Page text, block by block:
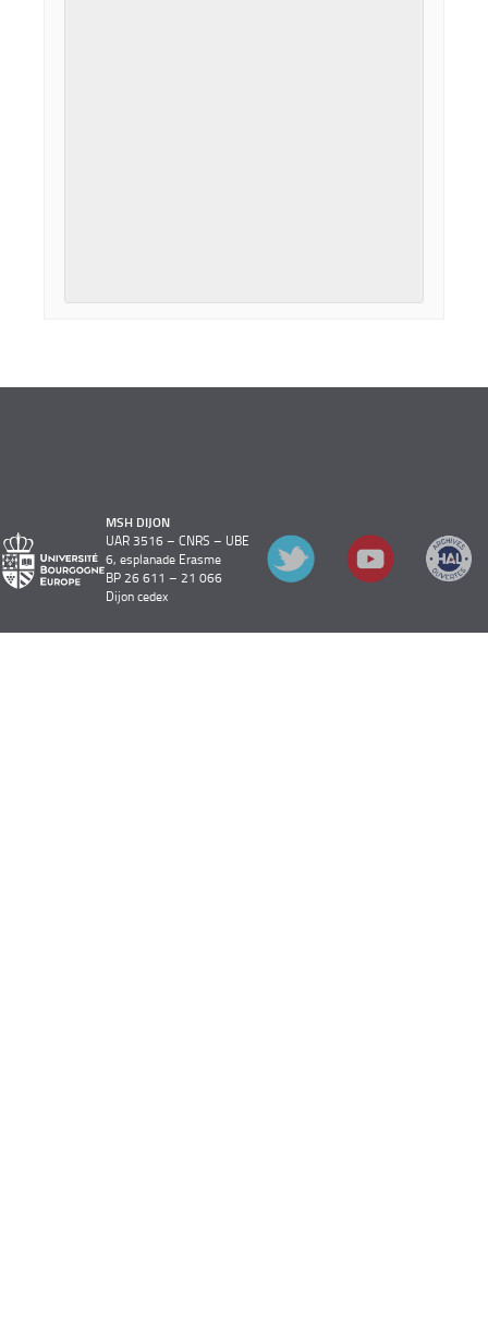
MSH DIJON
UAR 3516 – CNRS – UBE
6, esplanade Erasme
BP 26 611 – 21 066
Dijon cedex